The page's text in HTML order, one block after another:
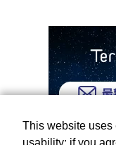
This website uses